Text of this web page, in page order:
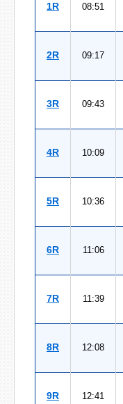
1R 08:51
2R 09:17
3R 09:43
4R 10:09
5R 10:36
6R 11:06
7R 11:39
8R 12:08
9R 12:41